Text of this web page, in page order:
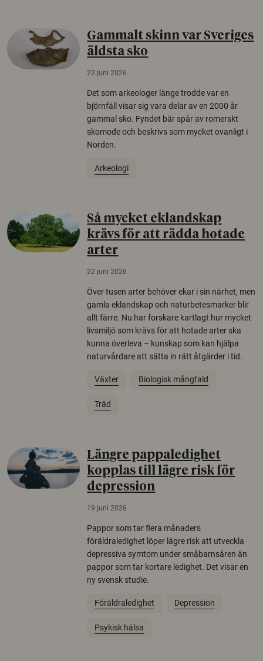
Gammalt skinn var Sveriges
äldsta sko
22 juni 2026
Det som arkeologer länge trodde var en
björnfäll visar sig vara delar av en 2000 år
gammal sko. Fyndet bär spår av romerskt
skomode och beskrivs som mycket ovanligt i
Norden.
Arkeologi
Så mycket eklandskap
krävs för att rädda hotade
arter
22 juni 2026
Över tusen arter behöver ekar i sin närhet, men
gamla eklandskap och naturbetesmarker blir
allt färre. Nu har forskare kartlagt hur mycket
livsmiljö som krävs för att hotade arter ska
kunna överleva – kunskap som kan hjälpa
naturvårdare att sätta in rätt åtgärder i tid.
Växter Biologisk mångfald
Träd
Längre pappaledighet
kopplas till lägre risk för
depression
19 juni 2026
Pappor som tar flera månaders
föräldraledighet löper lägre risk att utveckla
depressiva symtom under småbarnsåren än
pappor som tar kortare ledighet. Det visar en
ny svensk studie.
Föräldraledighet Depression
Psykisk hälsa